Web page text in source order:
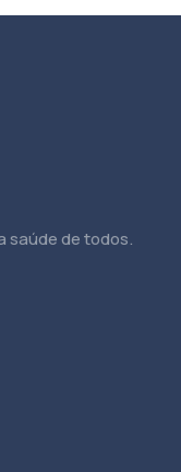
saúde de todos.